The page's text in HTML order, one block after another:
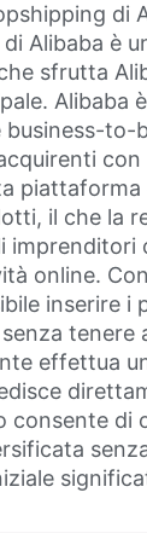
di
Alibaba è
sfrutta
Alibaba
business-to-
con
piattaforma
il che la
imprenditori
online.
inserire i
tenere
effettua
consente di